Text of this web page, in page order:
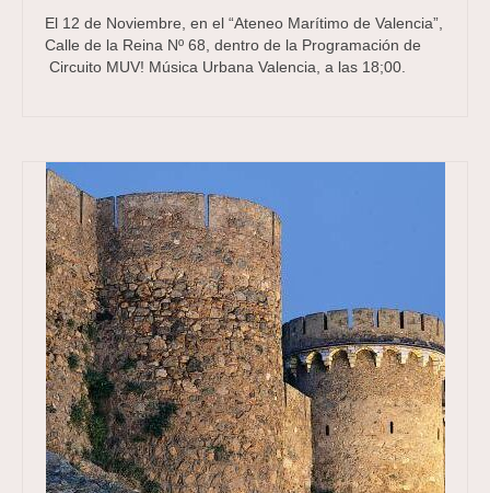
El 12 de Noviembre, en el “Ateneo Marítimo de Valencia”,
Calle de la Reina Nº 68, dentro de la Programación de
Circuito MUV! Música Urbana Valencia, a las 18;00.